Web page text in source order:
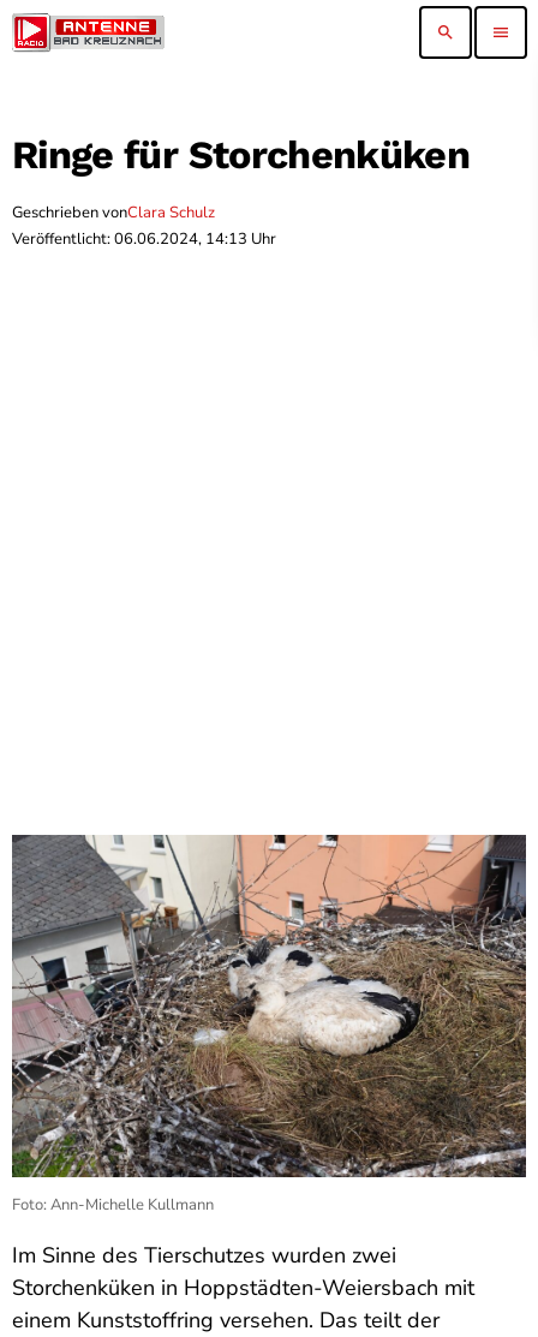
search menu
Ringe für Storchenküken
Geschrieben vonClara Schulz
Veröffentlicht: 06.06.2024, 14:13 Uhr
Foto: Ann-Michelle Kullmann
Im Sinne des Tierschutzes wurden zwei
Storchenküken in Hoppstädten-Weiersbach mit
einem Kunststoffring versehen. Das teilt der